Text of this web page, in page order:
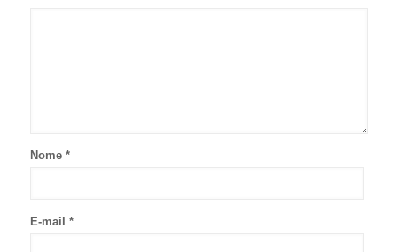
Nome *
E-mail *